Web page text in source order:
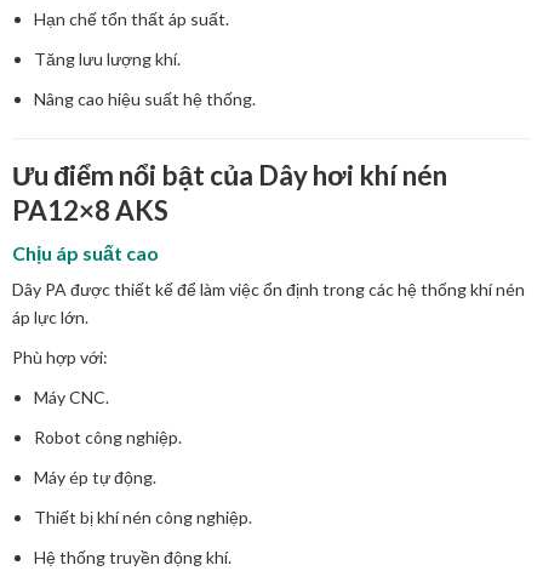
Hạn chế tổn thất áp suất.
Tăng lưu lượng khí.
Nâng cao hiệu suất hệ thống.
Ưu điểm nổi bật của Dây hơi khí nén
PA12×8 AKS
Chịu áp suất cao
Dây PA được thiết kế để làm việc ổn định trong các hệ thống khí nén
áp lực lớn.
Phù hợp với:
Máy CNC.
Robot công nghiệp.
Máy ép tự động.
Thiết bị khí nén công nghiệp.
Hệ thống truyền động khí.